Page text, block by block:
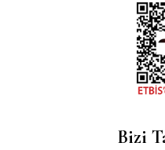
Bizi